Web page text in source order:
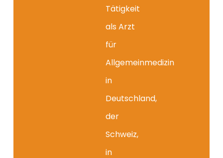
Tätigkeit
als Arzt
für
Allgemeinmedizin
in
Deutschland,
der
Schweiz,
in